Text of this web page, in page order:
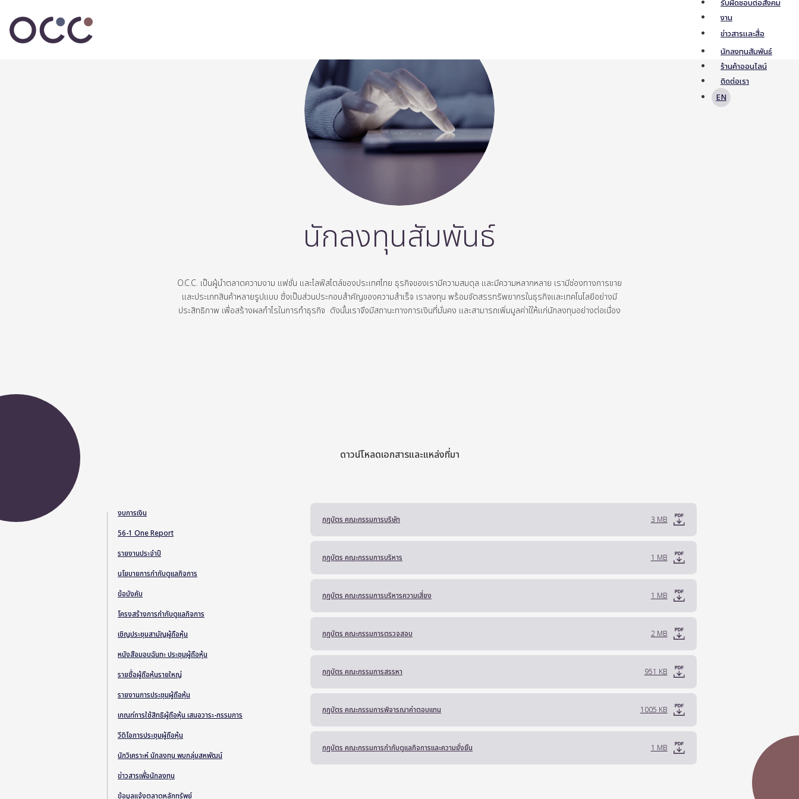
รับผิดชอบต่อสังคม
งาน
ข่าวสารและสื่อ
นักลงทุนสัมพันธ์
ร้านค้าออนไลน์
ติดต่อเรา
EN
นักลงทุนสัมพันธ์
O.C.C. เป็นผู้นำตลาดความงาม แฟชั่น และไลฟ์สไตล์ของประเทศไทย ธุรกิจของเรามีความสมดุล และมีความหลากหลาย เรามีช่องทางการขาย
และประเภทสินค้าหลายรูปแบบ ซึ่งเป็นส่วนประกอบสำคัญของความสำเร็จ เราลงทุน พร้อมจัดสรรทรัพยากรในธุรกิจและเทคโนโลยีอย่างมี
ประสิทธิภาพ เพื่อสร้างผลกำไรในการทำธุรกิจ ดังนั้นเราจึงมีสถานะทางการเงินที่มั่นคง และสามารถเพิ่มมูลค่าใให้แก่นักลงทุนอย่างต่อเนื่อง
ดาวน์โหลดเอกสารและแหล่งที่มา
งบการเงิน
56-1 One Report
รายงานประจำปี
นโยบายการกำกับดูแลกิจการ
ข้อบังคับ
โครงสร้างการกำกับดูแลกิจการ
เชิญประชุมสามัญผู้ถือหุ้น
หนังสือมอบฉันทะ ประชุมผู้ถือหุ้น
รายชื่อผู้ถือหุ้นรายใหญ่
รายงานการประชุมผู้ถือหุ้น
เกณฑ์การใช้สิทธิผู้ถือหุ้น เสนอวาระ-กรรมการ
วีดิโอการประชุมผู้ถือหุ้น
นักวิเคราะห์ นักลงทุน พบกลุ่มสหพัฒน์
ข่าวสารเพื่อนักลงทุน
ข้อมูลแจ้งตลาดหลักทรัพย์
กฎบัตร คณะกรรมการบริษัท 3 MB
กฎบัตร คณะกรรมการบริหาร 1 MB
กฎบัตร คณะกรรมการบริหารความเสี่ยง 1 MB
กฎบัตร คณะกรรมการตรวจสอบ 2 MB
กฎบัตร คณะกรรมการสรรหา 951 KB
กฎบัตร คณะกรรมการพิจารณาค่าตอบแทน 1005 KB
กฎบัตร คณะกรรมการกำกับดูแลกิจการและความยั่งยืน 1 MB